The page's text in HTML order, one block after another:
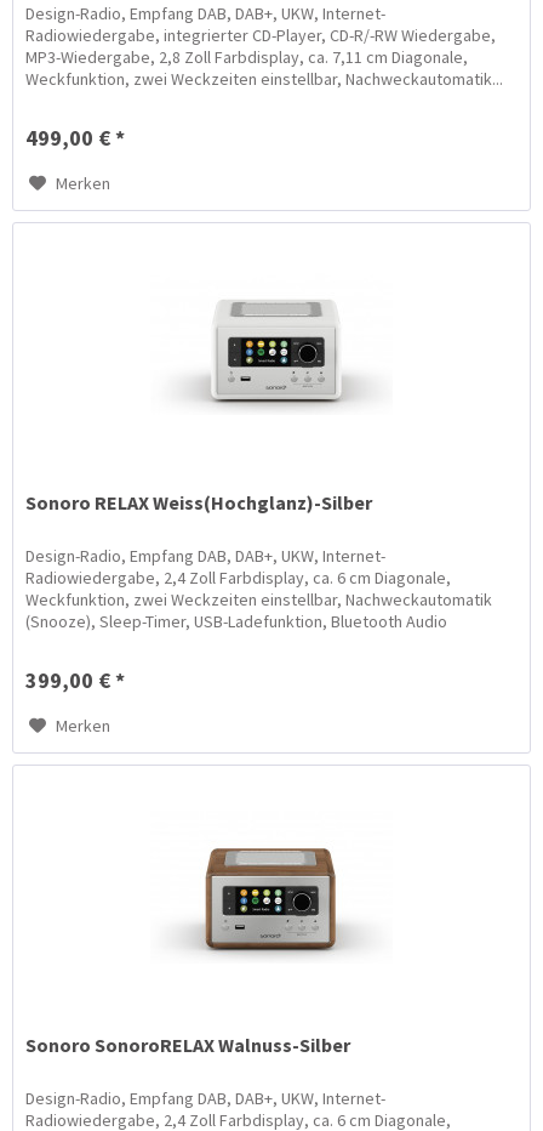
Design-Radio, Empfang DAB, DAB+, UKW, Internet-
Radiowiedergabe, integrierter CD-Player, CD-R/-RW Wiedergabe,
MP3-Wiedergabe, 2,8 Zoll Farbdisplay, ca. 7,11 cm Diagonale,
Weckfunktion, zwei Weckzeiten einstellbar, Nachweckautomatik...
499,00 € *
Merken
Sonoro RELAX Weiss(Hochglanz)-Silber
Design-Radio, Empfang DAB, DAB+, UKW, Internet-
Radiowiedergabe, 2,4 Zoll Farbdisplay, ca. 6 cm Diagonale,
Weckfunktion, zwei Weckzeiten einstellbar, Nachweckautomatik
(Snooze), Sleep-Timer, USB-Ladefunktion, Bluetooth Audio
399,00 € *
Merken
Sonoro SonoroRELAX Walnuss-Silber
Design-Radio, Empfang DAB, DAB+, UKW, Internet-
Radiowiedergabe, 2,4 Zoll Farbdisplay, ca. 6 cm Diagonale,